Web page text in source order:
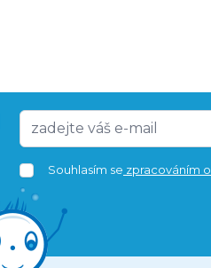
Souhlasím se zpracováním